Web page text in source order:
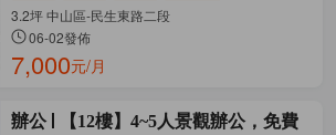
3.2坪 中山區-民生東路二段
06-02發佈
7,000元/月
辦公
【12樓】4~5人景觀辦公，免費